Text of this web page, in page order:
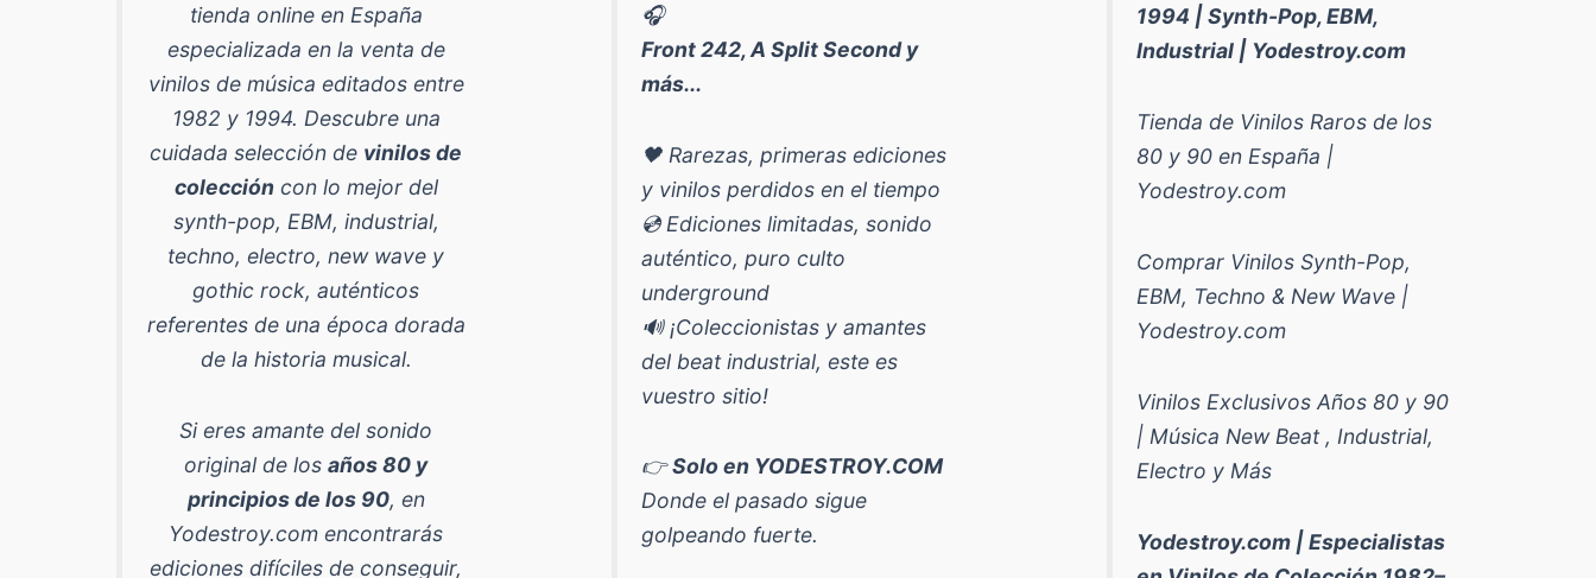
tienda online en España
especializada en la venta de
vinilos de música editados entre
1982 y 1994. Descubre una
cuidada selección de vinilos de
coleccióncon lo mejor del
synth-pop, EBM, industrial,
techno, electro, new wave y
gothic rock, auténticos
referentes de una época dorada
de la historia musical.
Si eres amante del sonido
original de losaños 80 y
principios de los 90, en
Yodestroy.com encontrarás
ediciones difíciles de conseguir,
🎧
Front 242, A Split Second y
más...
🖤 Rarezas, primeras ediciones
y vinilos perdidos en el tiempo
💿 Ediciones limitadas, sonido
auténtico, puro culto
underground
🔊 ¡Coleccionistas y amantes
del beat industrial, este es
vuestro sitio!
👉Solo en YODESTROY.COM
Donde el pasado sigue
golpeando fuerte.
1994 | Synth-Pop, EBM,
Industrial | Yodestroy.com
Tienda de Vinilos Raros de los
80 y 90 en España |
Yodestroy.com
Comprar Vinilos Synth-Pop,
EBM, Techno & New Wave |
Yodestroy.com
Vinilos Exclusivos Años 80 y 90
| Música New Beat , Industrial,
Electro y Más
Yodestroy.com | Especialistas